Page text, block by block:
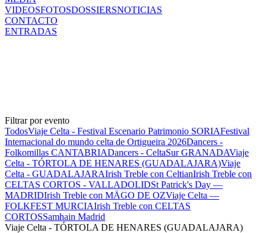
VIDEOSFOTOSDOSSIERSNOTICIAS
CONTACTO
ENTRADAS
Filtrar por evento
TodosViaje Celta - Festival Escenario Patrimonio SORIAFestival
Internacional do mundo celta de Ortigueira 2026Dancers -
Folkomillas CANTABRIADancers - CeltaSur GRANADAViaje
Celta - TÓRTOLA DE HENARES (GUADALAJARA)Viaje
Celta - GUADALAJARAIrish Treble con CeltianIrish Treble con
CELTAS CORTOS - VALLADOLIDSt Patrick's Day —
MADRIDIrish Treble con MÄGO DE OZViaje Celta —
FOLKFEST MURCIAIrish Treble con CELTAS
CORTOSSamhain Madrid
Viaje Celta - TÓRTOLA DE HENARES (GUADALAJARA)